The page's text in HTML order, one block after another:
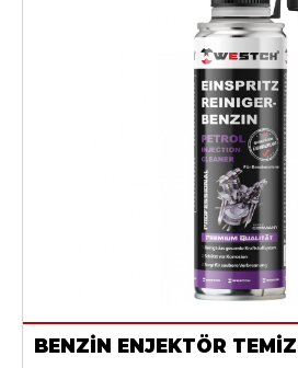
BENZİN ENJEKTÖR